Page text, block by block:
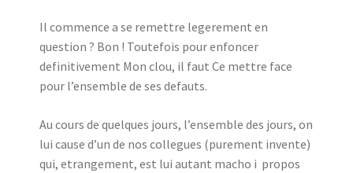
Il commence a se remettre legerement en
question ? Bon ! Toutefois pour enfoncer
definitivement Mon clou, il faut Ce mettre face
pour l’ensemble de ses defauts.
Au cours de quelques jours, l’ensemble des jours, on
lui cause d’un de nos collegues (purement invente)
qui, etrangement, est lui autant macho i propos